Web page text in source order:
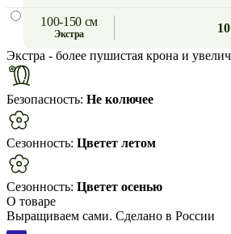
100-150 см
экстра
Экстра - более пушистая крона и
Безопасность: Не колючее
Сезонность: Цветет летом
Сезонность: Цветет осенью
О товаре
Выращиваем сами. Сделано в России